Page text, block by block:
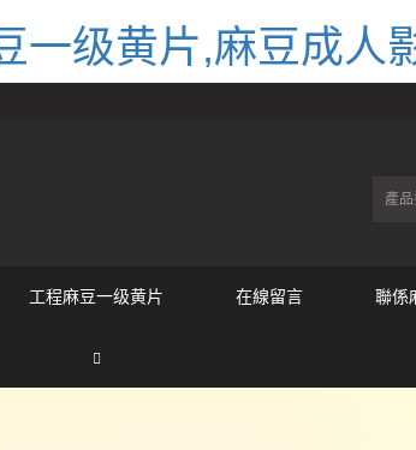
一级黄片,麻豆成人
工程麻豆一级黄片 在線留言 聯係